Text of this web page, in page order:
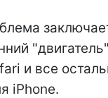
и все
iPhone.